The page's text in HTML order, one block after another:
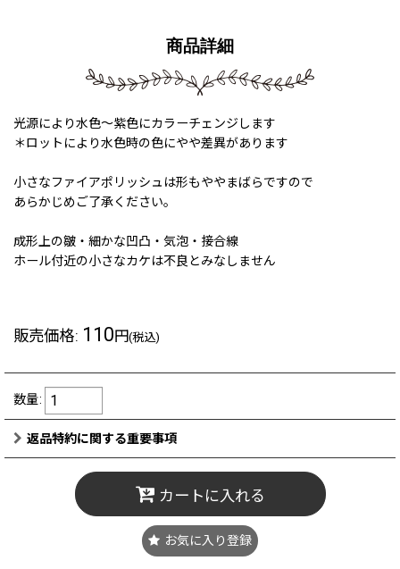
商品詳細
光源により水色〜紫色にカラーチェンジします
＊ロットにより水色時の色にやや差異があります
小さなファイアポリッシュは形もややまばらですので
あらかじめご了承ください。
成形上の皺・細かな凹凸・気泡・接合線
ホール付近の小さなカケは不良とみなしません
販売価格: 110円(税込)
数量:
返品特約に関する重要事項
カートに入れる
お気に入り登録